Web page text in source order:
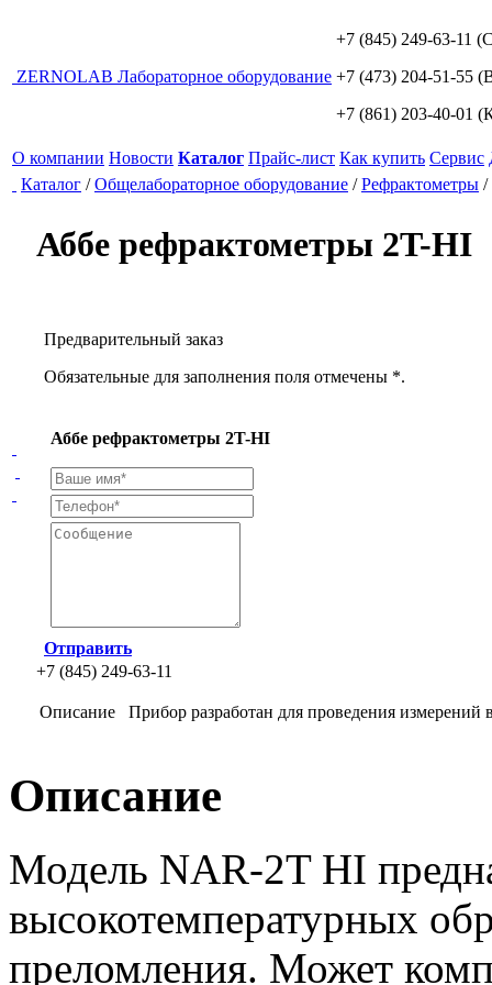
ZERNOLAB Лабораторное оборудование
+7 (845) 249-63-11
+7 (473) 204-51-55
+7 (861) 203-40-01
О компании Новости Каталог Прайс-лист Как купить Сервис
Каталог /Общелабораторное оборудование /Рефрактометры /
Аббе рефрактометры 2T-HI
Предварительный заказ
Обязательные для заполнения поля отмечены *.
Аббе рефрактометры 2T-HI
Отправить
+7 (845) 249-63-11
Описание Прибор разработан для проведения
Описание
Модель NAR-2T HI
высокотемпературных
преломления. Может